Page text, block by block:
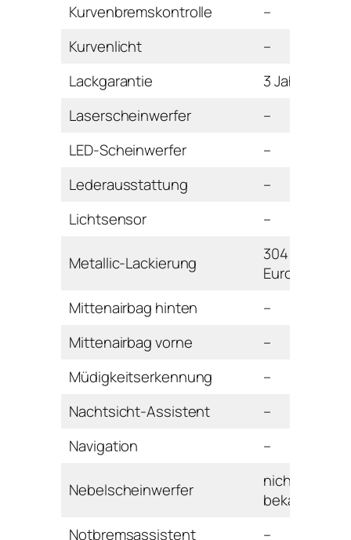
Kurvenbremskontrolle
–
Kurvenlicht
–
Lackgarantie
3 Jahre
Laserscheinwerfer
–
LED-Scheinwerfer
–
Lederausstattung
–
Lichtsensor
–
Metallic-Lackierung
304
Euro
Mittenairbag hinten
–
Mittenairbag vorne
–
Müdigkeitserkennung
–
Nachtsicht-Assistent
–
Navigation
–
Nebelscheinwerfer
nicht
bekannt
Notbremsassistent
–